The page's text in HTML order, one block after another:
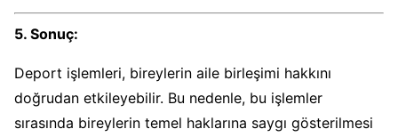
5. Sonuç:
Deport işlemleri, bireylerin aile birleşimi hakkını
doğrudan etkileyebilir. Bu nedenle, bu işlemler
sırasında bireylerin temel haklarına saygı gösterilmesi